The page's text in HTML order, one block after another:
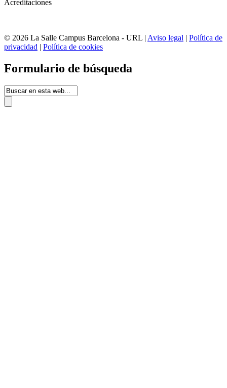
Acreditaciones
© 2026 La Salle Campus Barcelona - URL | Aviso legal | Política de
privacidad | Política de cookies
Formulario de búsqueda